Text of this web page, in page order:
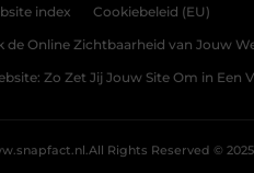
index Cookiebeleid (EU)
de Online Zichtbaarheid van Jouw
Zo Zet Jij Jouw Site Om in Een
All Rights Reserved © 2025